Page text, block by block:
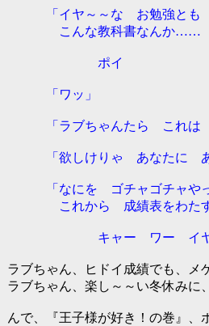
「イヤ～～な お勉強とも お
こんな教科書なんか…… ポ
ポイ
「ワッ」
「ラブちゃんたら これは 来
「欲しけりゃ あなたに あ
「なにを ゴチャゴチャやっ
これから 成績表をわたす！
キャー ワー イヤ
ラブちゃん、ヒドイ成績でも、メ
ラブちゃん、楽し～～い冬休みに
んで、『王子様が好き！の巻』、